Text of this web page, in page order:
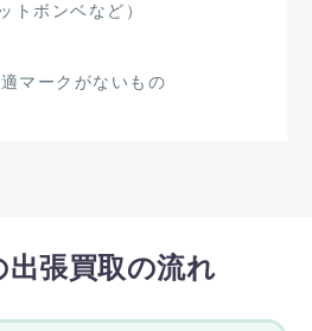
トボンベなど）
マークがないもの
出張買取の流れ